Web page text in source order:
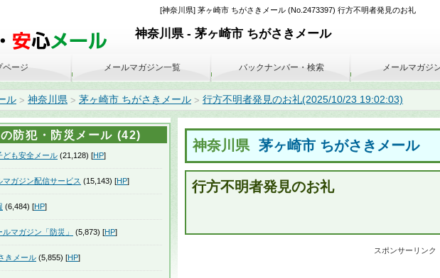
[神奈川県] 茅ヶ崎市 ちがさきメール (No.2473397) 行方不明者発見のお礼
神奈川県 - 茅ヶ崎市 ちがさきメール
ル > 神奈川県 > 茅ヶ崎市 ちがさきメール > 行方不明者発見のお礼(2025/10/23 19:02:03)
神奈川県 茅ヶ崎市 ちがさきメール
行方不明者発見のお礼
スポンサーリンク
ページ メールマガジン一覧 バックナンバー・検索 メールマガジ
防犯・防災メール (42)
ども安全メール (21,128) [HP]
ガジン配信サービス (15,143) [HP]
(6,484) [HP]
マガジン「防災」 (5,873) [HP]
きメール (5,855) [HP]